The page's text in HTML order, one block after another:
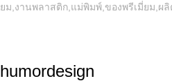
ยม,งานพลาสติก,แม่พิมพ์,ของพรีเมี่ยม,ผลิ
humordesign